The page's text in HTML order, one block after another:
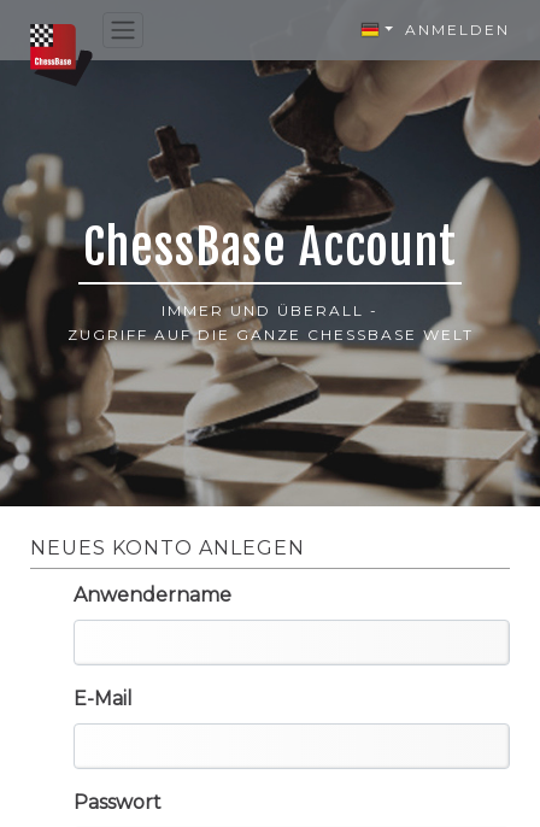
ANMELDEN
ChessBase Account
IMMER UND ÜBERALL -
ZUGRIFF AUF DIE GANZE CHESSBASE WELT
NEUES KONTO ANLEGEN
Anwendername
E-Mail
Passwort